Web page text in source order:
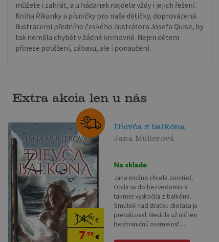
můžete i zahrát, a u hádanek najdete vždy i jejich řešení.
Kniha Říkanky a písničky pro naše dětičky, doprovázená
ilustracemi předního českého ilustrátora Josefa Quise, by
tak neměla chybět v žádné knihovně. Nejen dětem
přinese potěšení, zábavu, ale i ponaučení.
Extra akcia len u nás
14,90€
7,95€
Dievča z balkóna
Jana Müllerová
Na sklade
Jana možno chcela zomrieť.
Opila sa do bezvedomia a
takmer vyskočila z balkóna.
Smútok nad stratou dieťaťa ju
prevalcoval. Necítila už nič len
bezhraničnú osamelosť....